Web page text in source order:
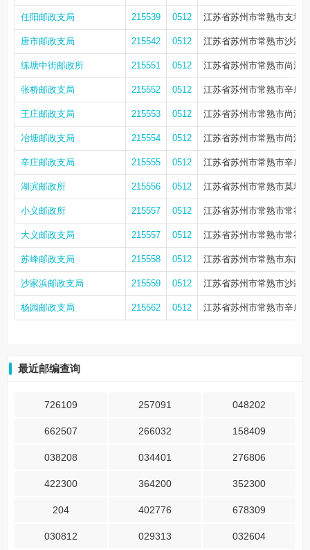
任阳邮政支局 215539 0512 江苏省苏州市常熟市支塘
唐市邮政支局 215542 0512 江苏省苏州市常熟市沙家
练塘中街邮政所 215551 0512 江苏省苏州市常熟市尚湖
张桥邮政支局 215552 0512 江苏省苏州市常熟市辛庄
王庄邮政支局 215553 0512 江苏省苏州市常熟市尚湖
冶塘邮政支局 215554 0512 江苏省苏州市常熟市尚湖
辛庄邮政支局 215555 0512 江苏省苏州市常熟市辛庄
湖滨邮政所 215556 0512 江苏省苏州市常熟市莫城
小义邮政所 215557 0512 江苏省苏州市常熟市常福
大义邮政支局 215557 0512 江苏省苏州市常熟市常福
苏峰邮政支局 215558 0512 江苏省苏州市常熟市东南
沙家浜邮政支局 215559 0512 江苏省苏州市常熟市沙家
杨园邮政支局 215562 0512 江苏省苏州市常熟市辛庄
最近邮编查询
726109 257091 048202
662507 266032 158409
038208 034401 276806
422300 364200 352300
204 402776 678309
030812 029313 032604